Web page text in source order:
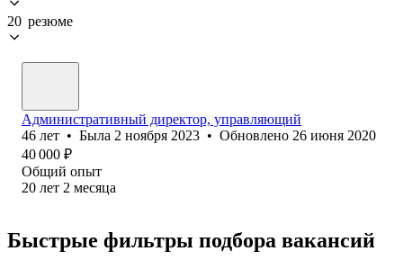
20 резюме
Административный директор, управляющий
46 лет • Была 2 ноября 2023 • Обновлено 26 июня 2020
40 000 ₽
Общий опыт
20 лет 2 месяца
Быстрые фильтры подбора вакансий